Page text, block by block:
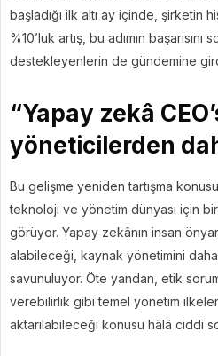
başladığı ilk altı ay içinde, şirketin
%10’luk artış, bu adımın
destekleyenlerin de gündemine
“Yapay zekâ
yöneticilerden
Bu gelişme yeniden tartışma
teknoloji ve yönetim dünyası için
görüyor. Yapay zekânın insan
alabileceği, kaynak yönetimini
savunuluyor. Öte yandan, etik
verebilirlik gibi temel yönetim
aktarılabileceği konusu hâlâ ciddi